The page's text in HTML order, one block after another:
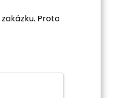
Proto